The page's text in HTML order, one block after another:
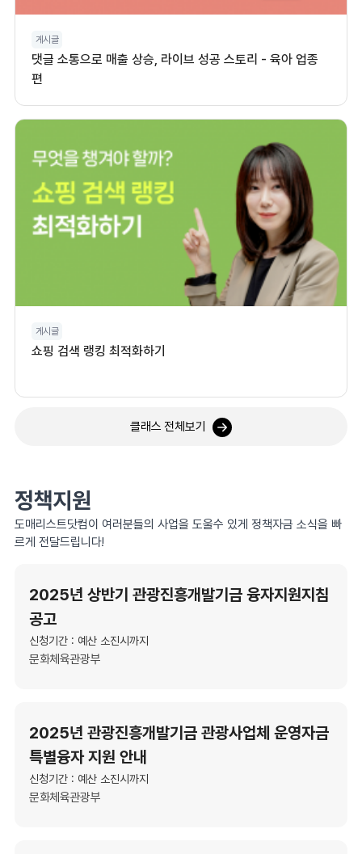
게시글
댓글 소통으로 매출 상승, 라이브 성공 스토리 - 육아 업종
편
게시글
쇼핑 검색 랭킹 최적화하기
클래스 전체보기
정책지원
도매리스트닷컴이 여러분들의 사업을 도울수 있게 정책자금 소식을 빠
르게 전달드립니다!
2025년 상반기 관광진흥개발기금 융자지원지침
공고
신청기간 : 예산 소진시까지
문화체육관광부
2025년 관광진흥개발기금 관광사업체 운영자금
특별융자 지원 안내
신청기간 : 예산 소진시까지
문화체육관광부